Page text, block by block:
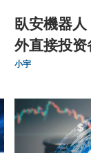
臥安機器
外直接投
重要进展
小宇